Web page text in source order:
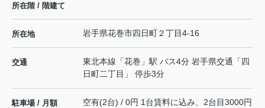
所在階 / 階建て
所在地 岩手県花巻市四日町２丁目4-16
交通 東北本線 「花巻 」駅 バス4分 岩手県交通「四
日町二丁目」 停歩3分
駐車場 / 月額
空有(2台) / 0円 1台賃料に込み、2台目3000円